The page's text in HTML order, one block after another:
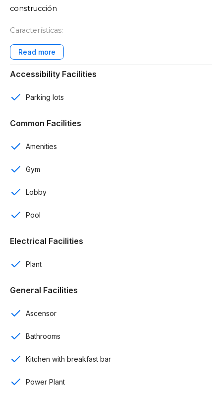
construcción
Características:
1, 2 y 3 rooms
1, 2 y 3 baños
Baño de visitas
1 y 2 parqueos por apartamento
Gas centralizado
Planta electrica
Control de acceso
Amenidades:
Gimnasio
Accessibility Facilities
Parking lots
Common Facilities
Amenities
Gym
Lobby
Pool
Electrical Facilities
Plant
General Facilities
Ascensor
Bathrooms
Kitchen with breakfast bar
Power Plant